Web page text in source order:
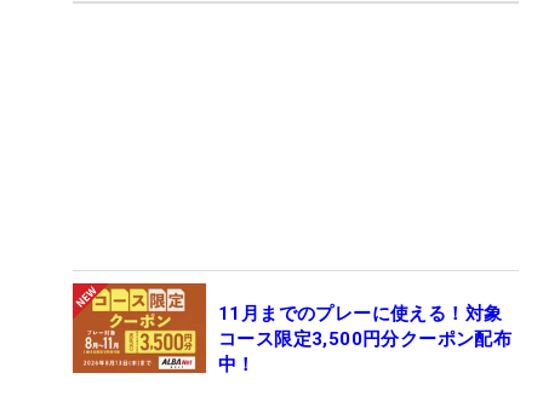
11月までのプレーに使える！対象
コース限定3,500円分クーポン配布
中！